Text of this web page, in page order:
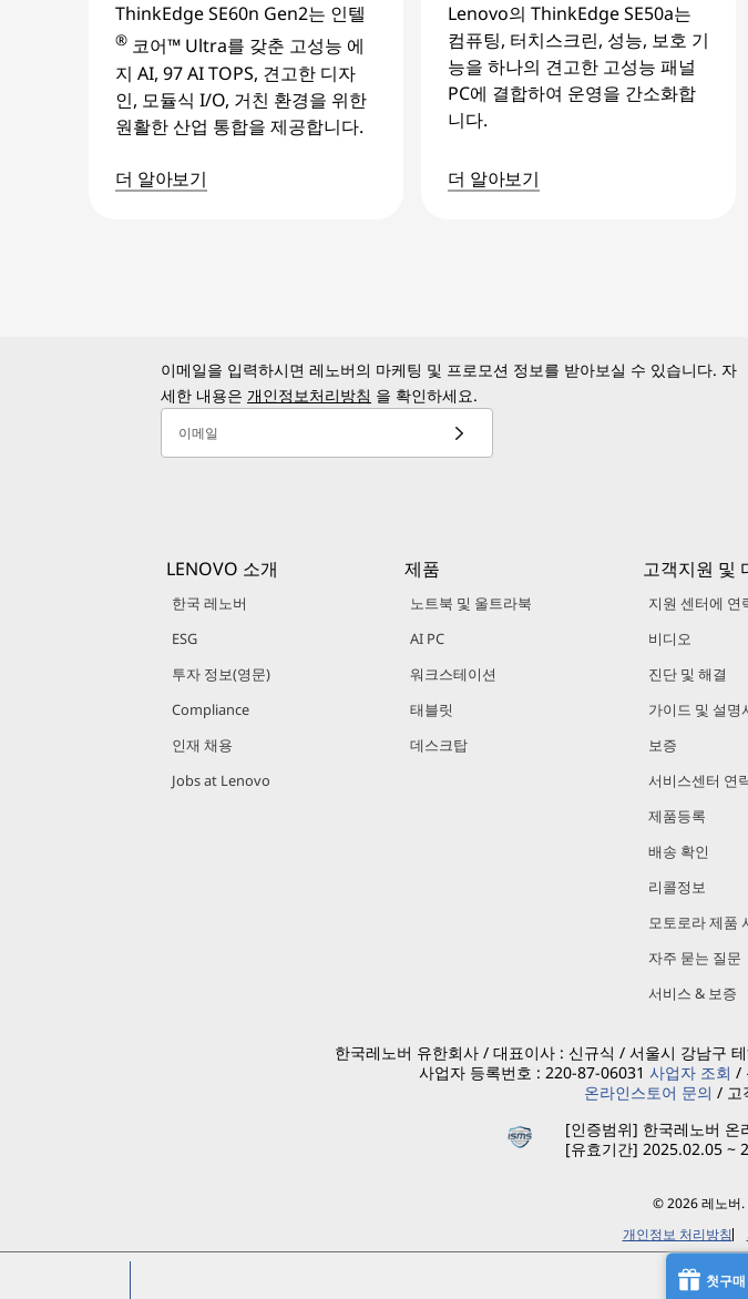
ThinkEdge SE60n Gen2는 인텔
® 코어™ Ultra를 갖춘 고성능 에
지 AI, 97 AI TOPS, 견고한 디자
인, 모듈식 I/O, 거친 환경을 위한
원활한 산업 통합을 제공합니다.
더 알아보기
Lenovo의 ThinkEdge SE50a는
컴퓨팅, 터치스크린, 성능, 보호 기
능을 하나의 견고한 고성능 패널
PC에 결합하여 운영을 간소화합
니다.
더 알아보기
이메일을 입력하시면 레노버의 마케팅 및 프로모션 정보를 받아보실 수 있습니다. 자
세한 내용은 개인정보처리방침 을 확인하세요.
이메일
LENOVO 소개
한국 레노버
ESG
투자 정보(영문)
Compliance
인재 채용
Jobs at Lenovo
제품
노트북 및 울트라북
AI PC
워크스테이션
태블릿
데스크탑
고객지원 및
지원 센터에 연
비디오
진단 및 해결
가이드 및 설명
보증
서비스센터 연
제품등록
배송 확인
리콜정보
모토로라 제품
자주 묻는 질문
서비스 & 보증
한국레노버 유한회사 / 대표이사 : 신규식 / 서울시 강남구
사업자 등록번호 : 220-87-06031 사업자 조회 /
온라인스토어 문의 / 고
[인증범위] 한국레노버 온
[유효기간] 2025.02.05 ~
© 2026 레노버.
개인정보 처리방침
첫구